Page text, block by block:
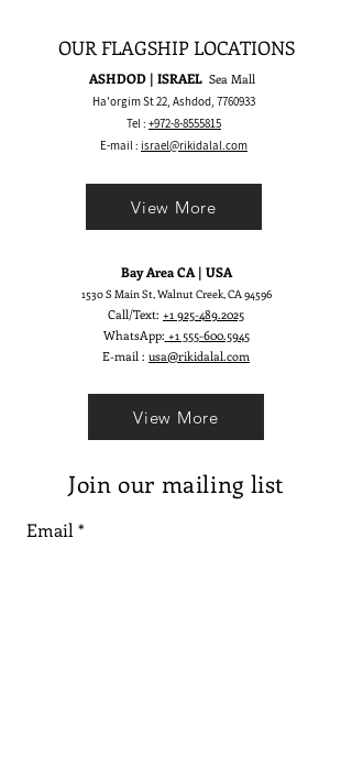
OUR FLAGSHIP LOCATIONS
ASHDOD | ISRAEL Sea Mall
Ha'orgim St 22, Ashdod, 7760933
Tel : +972-8-8555815
E-mail : israel@rikidalal.com
Bay Area CA | USA
1530 S Main St, Walnut Creek, CA 94596
Call/Text: +1 925-489.2025
WhatsApp: +1 555-600.5945
E-mail : usa@rikidalal.com
View More
View More
Join our mailing list
Email